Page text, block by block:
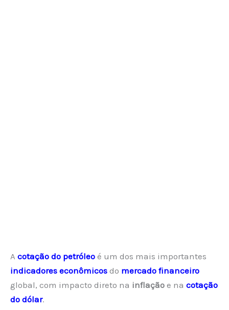
A cotação do petróleo é um dos mais importantes
indicadores econômicos do mercado financeiro
global, com impacto direto na inflação e na cotação
do dólar.